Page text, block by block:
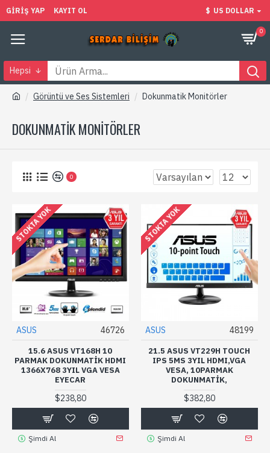
GIRIŞ YAP KAYIT OL $ US DOLLAR
0
Hepsi
Görüntü ve Ses Sistemleri Dokunmatik Monitörler
DOKUNMATIK MONITÖRLER
0
STOKTA YOK
ASUS 46726
15.6 ASUS VT168H 10
PARMAK DOKUNMATIK HDMI
1366X768 3YIL VGA VESA
EYECAR
$238,80
Şimdi Al
STOKTA YOK
ASUS 48199
21.5 ASUS VT229H TOUCH
IPS 5MS 3YIL HDMI,VGA
VESA, 10PARMAK
DOKUNMATIK,
$382,80
Şimdi Al